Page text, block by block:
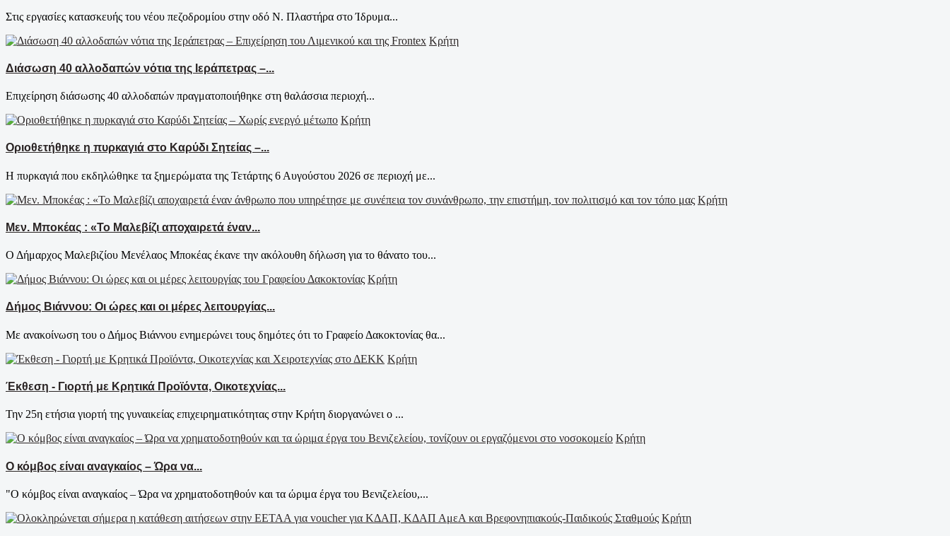
Στις εργασίες κατασκευής του νέου πεζοδρομίου στην οδό Ν. Πλαστήρα στο Ίδρυμα...
Κρήτη
Διάσωση 40 αλλοδαπών νότια της Ιεράπετρας –...
Επιχείρηση διάσωσης 40 αλλοδαπών πραγματοποιήθηκε στη θαλάσσια περιοχή...
Κρήτη
Οριοθετήθηκε η πυρκαγιά στο Καρύδι Σητείας –...
Η πυρκαγιά που εκδηλώθηκε τα ξημερώματα της Τετάρτης 6 Αυγούστου 2026 σε περιοχή με...
Κρήτη
Μεν. Μποκέας : «Το Μαλεβίζι αποχαιρετά έναν...
Ο Δήμαρχος Μαλεβιζίου Μενέλαος Μποκέας έκανε την ακόλουθη δήλωση για το θάνατο του...
Κρήτη
Δήμος Βιάννου: Οι ώρες και οι μέρες λειτουργίας...
Με ανακοίνωση του ο Δήμος Βιάννου ενημερώνει τους δημότες ότι το Γραφείο Δακοκτονίας θα...
Κρήτη
Έκθεση - Γιορτή με Κρητικά Προϊόντα, Οικοτεχνίας...
Την 25η ετήσια γιορτή της γυναικείας επιχειρηματικότητας στην Κρήτη διοργανώνει ο ...
Κρήτη
Ο κόμβος είναι αναγκαίος – Ώρα να...
"Ο κόμβος είναι αναγκαίος – Ώρα να χρηματοδοτηθούν και τα ώριμα έργα του Βενιζελείου,...
Κρήτη